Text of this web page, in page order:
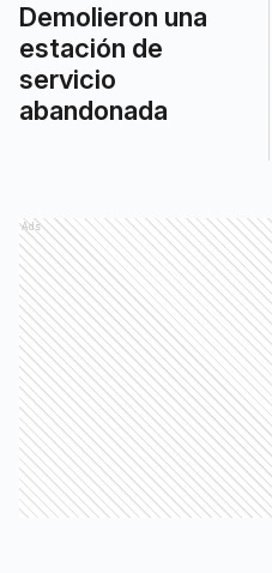
Demolieron una
estación de
servicio
abandonada
Ads